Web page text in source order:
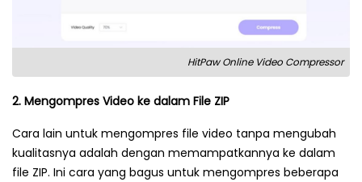
HitPaw Online Video Compressor
2. Mengompres Video ke dalam File ZIP
Cara lain untuk mengompres file video tanpa mengubah
kualitasnya adalah dengan memampatkannya ke dalam
file ZIP. Ini cara yang bagus untuk mengompres beberapa